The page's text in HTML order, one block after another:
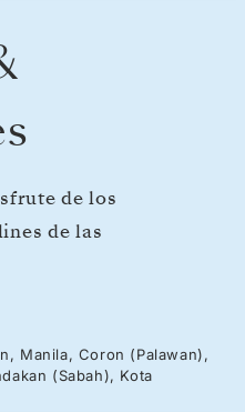
de los
de las
intrincadas selvas
hacia Taiwán
Manila. Descubra las
escondidas de
Manila, Coron (Palawan),
(Sabah), Kota